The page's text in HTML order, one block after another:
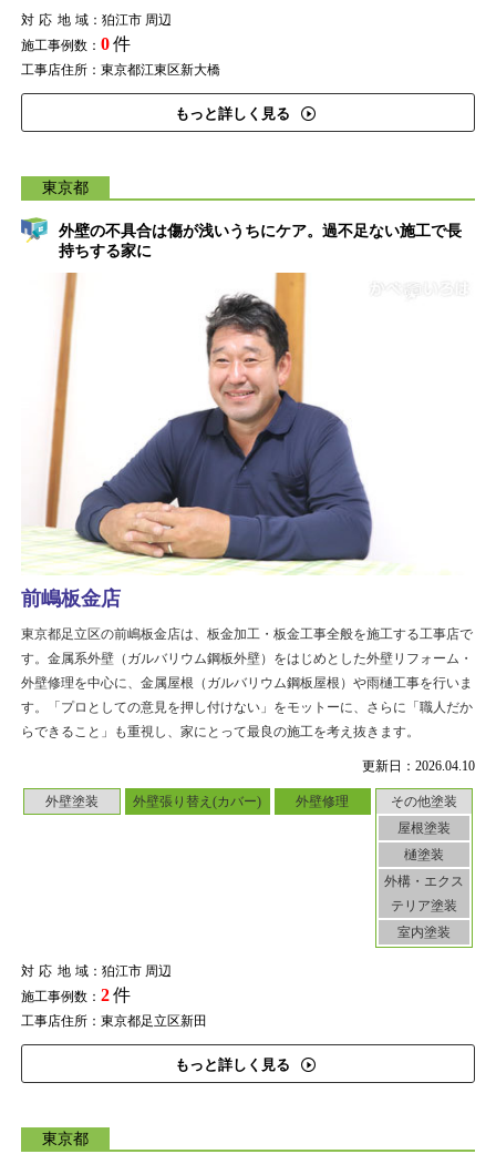
対応地域：狛江市 周辺
施工事例数： 0件
工事店住所：東京都江東区新大橋
もっと詳しく見る
東京都
外壁の不具合は傷が浅いうちにケア。過不足ない施工で長
持ちする家に
更新日：2026.04.10
外壁塗装 外壁張り替え(カバー) 外壁修理
その他塗装
屋根塗装
樋塗装
外構・エクス
テリア塗装
室内塗装
対応地域：狛江市 周辺
施工事例数： 2件
工事店住所：東京都足立区新田
もっと詳しく見る
前嶋板金店
東京都足立区の前嶋板金店は、板金加工・板金工事全般を施工する工事店で
す。金属系外壁（ガルバリウム鋼板外壁）をはじめとした外壁リフォーム・
外壁修理を中心に、金属屋根（ガルバリウム鋼板屋根）や雨樋工事を行いま
す。「プロとしての意見を押し付けない」をモットーに、さらに「職人だか
らできること」も重視し、家にとって最良の施工を考え抜きます。
東京都